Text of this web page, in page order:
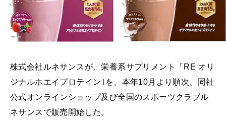
株式会社ルネサンスが、栄養系サプリメント「RE オリ
ジナルホエイプロテイン｣を、本年10月より順次、同社
公式オンラインショップ及び全国のスポーツクラブル
ネサンスで販売開始した。